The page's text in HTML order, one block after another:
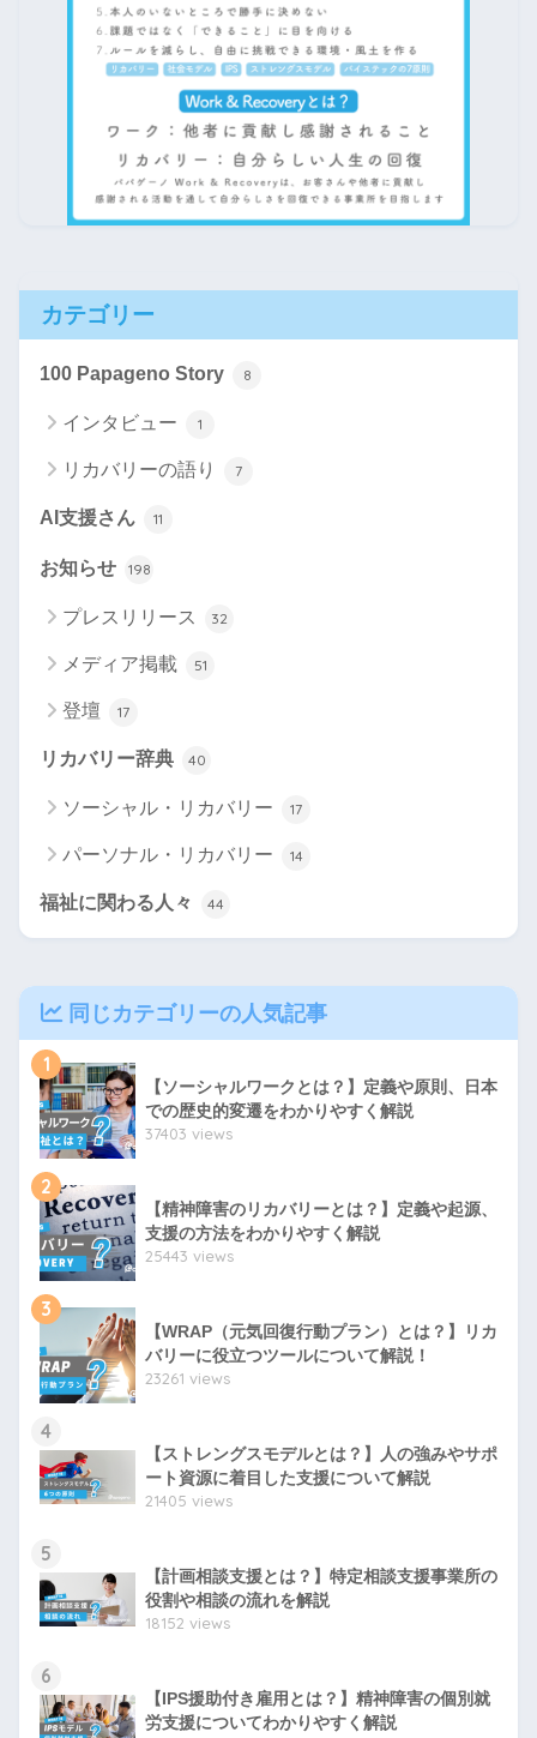
カテゴリー
100 Papageno Story 8
インタビュー 1
リカバリーの語り 7
AI支援さん 11
お知らせ 198
プレスリリース 32
メディア掲載 51
登壇 17
リカバリー辞典 40
ソーシャル・リカバリー 17
パーソナル・リカバリー 14
福祉に関わる人々 44
同じカテゴリーの人気記事
1
【ソーシャルワークとは？】定義や原則、日本
での歴史的変遷をわかりやすく解説
37403 views
2
【精神障害のリカバリーとは？】定義や起源、
支援の方法をわかりやすく解説
25443 views
3
【WRAP（元気回復行動プラン）とは？】リカ
バリーに役立つツールについて解説！
23261 views
4
【ストレングスモデルとは？】人の強みやサポ
ート資源に着目した支援について解説
21405 views
5
【計画相談支援とは？】特定相談支援事業所の
役割や相談の流れを解説
18152 views
6
【IPS援助付き雇用とは？】精神障害の個別就
労支援についてわかりやすく解説